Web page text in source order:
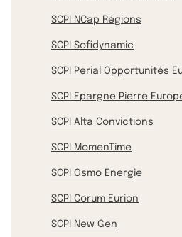
SCPI NCap Régions
SCPI Sofidynamic
SCPI Perial Opportunités
SCPI Epargne Pierre
SCPI Alta Convictions
SCPI MomenTime
SCPI Osmo Energie
SCPI Corum Eurion
SCPI New Gen